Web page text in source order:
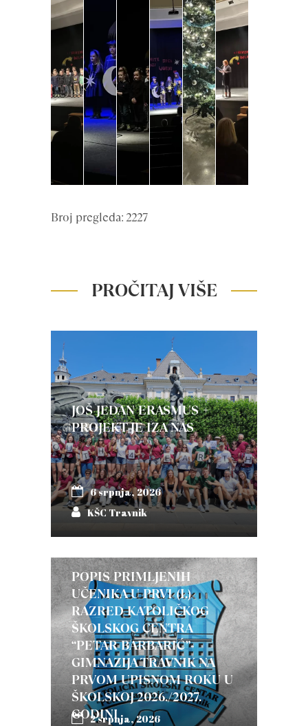
Broj pregleda: 2227
PROČITAJ VIŠE
JOŠ JEDAN ERASMUS +
PROJEKT JE IZA NAS
6 srpnja, 2026
KŠC Travnik
POPIS PRIMLJENIH
UČENIKA U PRVI (I.)
RAZRED KATOLIČKOG
ŠKOLSKOG CENTRA
“PETAR BARBARIĆ”-
GIMNAZIJA TRAVNIK NA
PRVOM UPISNOM ROKU U
ŠKOLSKOJ 2026./2027.
GODINI
2 srpnja, 2026